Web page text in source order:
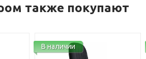
также покупают
В наличии